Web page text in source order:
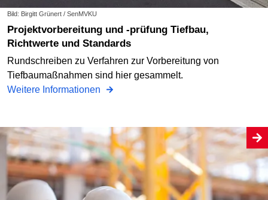
Bild: Birgitt Grünert / SenMVKU
Projektvorbereitung und -prüfung Tiefbau,
Richtwerte und Standards
Rundschreiben zu Verfahren zur Vorbereitung von
Tiefbaumaßnahmen sind hier gesammelt.
Weitere Informationen